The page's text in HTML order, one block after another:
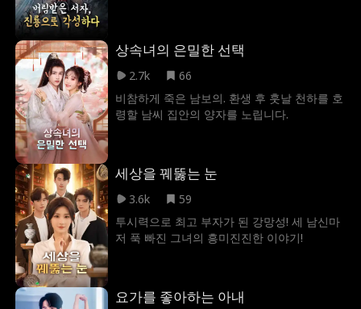
내쳐진다. 모든 것이 끝난 줄 알았던 그 순간,
묘지기 노파가 정체를 드러낸다. 그리고 마족
의 날개를 펼치며 하늘을 가른다. 이와 함께 인
간·마족·선계를 뒤흔들 전쟁이 시작된다......
상속녀의 은밀한 선택
2.7k
66
비참하게 죽은 남보의. 환생 후 훗날 천하를 호
령할 남씨 집안의 양자를 노립니다.
세상을 꿰뚫는 눈
3.6k
59
투시력으로 최고 부자가 된 강망성! 세 남신마
저 푹 빠진 그녀의 흥미진진한 이야기!
요가를 좋아하는 아내